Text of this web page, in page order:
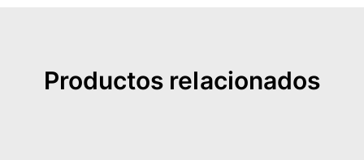
Productos relacionados